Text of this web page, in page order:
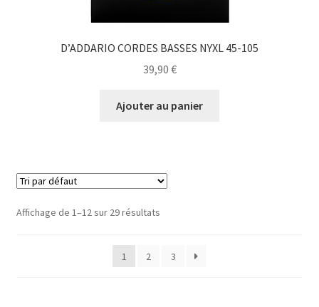
D’ADDARIO CORDES BASSES NYXL 45-105
39,90 €
Ajouter au panier
Affichage de 1–12 sur 29 résultats
1 2 3